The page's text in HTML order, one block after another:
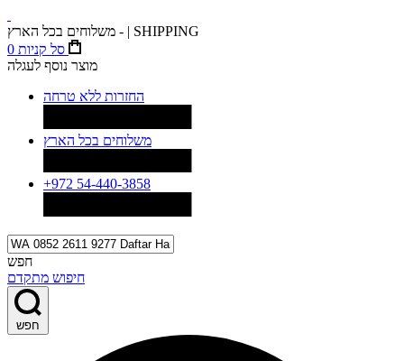
משלוחים בכל הארץ - | SHIPPING
0 סל קניות
מוצר נוסף לעגלה
החזרות ללא טרחה
משלוחים בכל הארץ
+972 54-440-3858
חפש
חיפוש מתקדם
חפש